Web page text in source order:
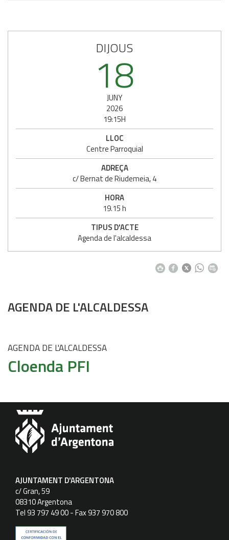
AGENDA DE L'ALCALDESSA
AGENDA DE L'ALCALDESSA
Cloenda PFI
DIJOUS
18
JUNY
2026
19:15H
LLOC
Centre Parroquial
ADREÇA
c/ Bernat de Riudemeia, 4
HORA
19.15 h
TIPUS D'ACTE
Agenda de l'alcaldessa
AJUNTAMENT D'ARGENTONA
c/ Gran, 59
08310 Argentona
Tel 93 797 49 00 - Fax 937 970 800